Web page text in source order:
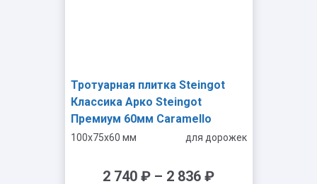
Тротуарная плитка Steingot
Классика Арко Steingot
Премиум 60мм Caramello
100x75x60 мм для дорожек
2 740 ₽ – 2 836 ₽